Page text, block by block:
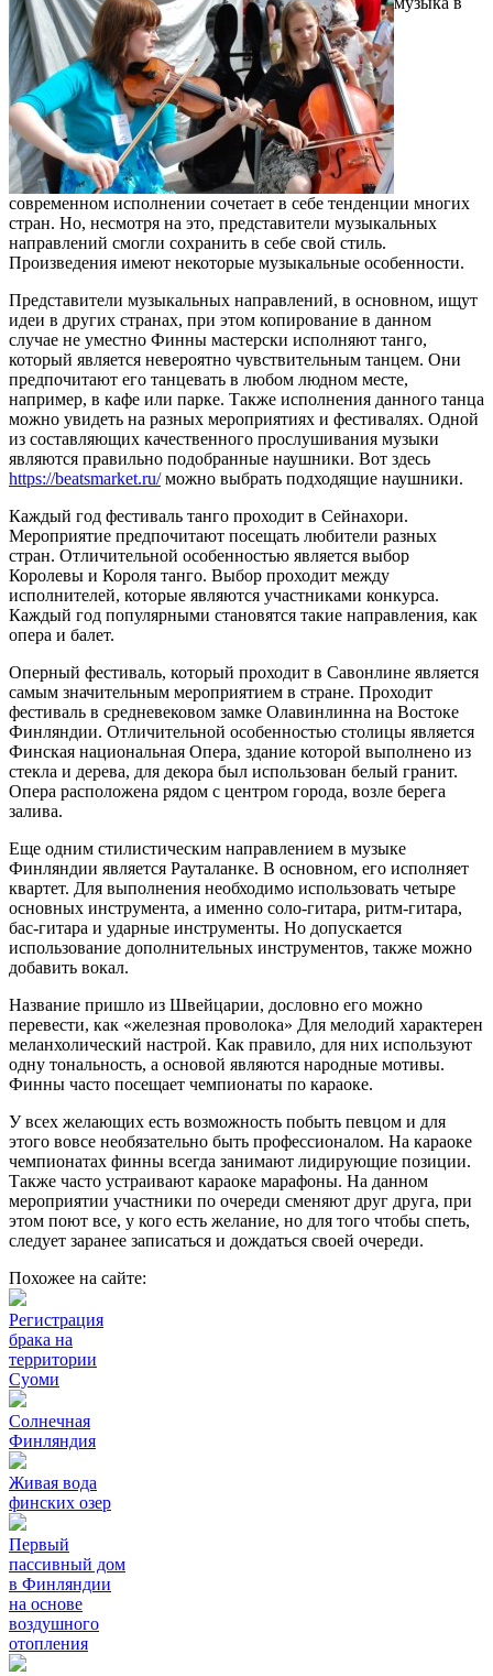
современном исполнении сочетает в себе тенденции многих
стран. Но, несмотря на это, представители музыкальных
направлений смогли сохранить в себе свой стиль.
Произведения имеют некоторые музыкальные особенности.
Представители музыкальных направлений, в основном, ищут
идеи в других странах, при этом копирование в данном
случае не уместно Финны мастерски исполняют танго,
который является невероятно чувствительным танцем. Они
предпочитают его танцевать в любом людном месте,
например, в кафе или парке. Также исполнения данного танца
можно увидеть на разных мероприятиях и фестивалях. Одной
из составляющих качественного прослушивания музыки
являются правильно подобранные наушники. Вот здесь
https://beatsmarket.ru/можно выбрать подходящие наушники.
Каждый год фестиваль танго проходит в Сейнахори.
Мероприятие предпочитают посещать любители разных
стран. Отличительной особенностью является выбор
Королевы и Короля танго. Выбор проходит между
исполнителей, которые являются участниками конкурса.
Каждый год популярными становятся такие направления, как
опера и балет.
Оперный фестиваль, который проходит в Савонлине является
самым значительным мероприятием в стране. Проходит
фестиваль в средневековом замке Олавинлинна на Востоке
Финляндии. Отличительной особенностью столицы является
Финская национальная Опера, здание которой выполнено из
стекла и дерева, для декора был использован белый гранит.
Опера расположена рядом с центром города, возле берега
залива.
Еще одним стилистическим направлением в музыке
Финляндии является Рауталанке. В основном, его исполняет
квартет. Для выполнения необходимо использовать четыре
основных инструмента, а именно соло-гитара, ритм-гитара,
бас-гитара и ударные инструменты. Но допускается
использование дополнительных инструментов, также можно
добавить вокал.
Название пришло из Швейцарии, дословно его можно
перевести, как «железная проволока» Для мелодий характерен
меланхолический настрой. Как правило, для них используют
одну тональность, а основой являются народные мотивы.
Финны часто посещает чемпионаты по караоке.
У всех желающих есть возможность побыть певцом и для
этого вовсе необязательно быть профессионалом. На караоке
чемпионатах финны всегда занимают лидирующие позиции.
Также часто устраивают караоке марафоны. На данном
мероприятии участники по очереди сменяют друг друга, при
этом поют все, у кого есть желание, но для того чтобы спеть,
следует заранее записаться и дождаться своей очереди.
Похожее на сайте:
Регистрация
брака на
территории
Суоми
Солнечная
Финляндия
Живая вода
финских озер
Первый
пассивный дом
в Финляндии
на основе
воздушного
отопления